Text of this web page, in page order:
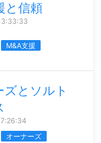
と信頼
M&A支援
ズとソルト
オーナーズ